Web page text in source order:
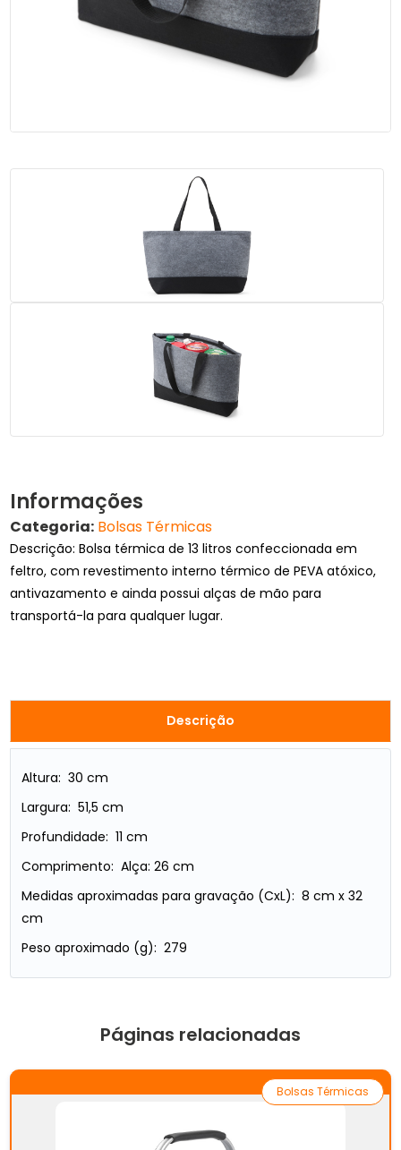
Informações
Categoria: Bolsas Térmicas
Descrição: Bolsa térmica de 13 litros confeccionada em
feltro, com revestimento interno térmico de PEVA atóxico,
antivazamento e ainda possui alças de mão para
transportá-la para qualquer lugar.
Descrição
Altura: 30 cm
Largura: 51,5 cm
Profundidade: 11 cm
Comprimento: Alça: 26 cm
Medidas aproximadas para gravação (CxL): 8 cm x 32
cm
Peso aproximado (g): 279
Páginas relacionadas
Bolsas Térmicas